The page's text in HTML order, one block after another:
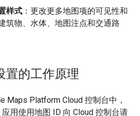
样式 ：更改更多地图项的可见性和
筑物、水体、地图注点和交通路
置的工作原理
Maps Platform Cloud 控制台中，
用使用地图 ID 向 Cloud 控制台请